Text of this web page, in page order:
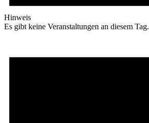
Hinweis
Es gibt keine Veranstaltungen an diesem Tag.